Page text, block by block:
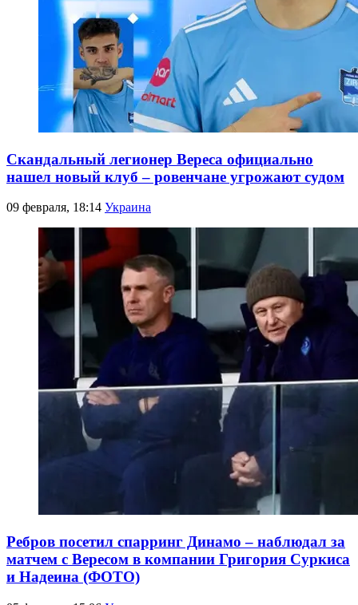
Скандальный легионер Вереса официально
нашел новый клуб – ровенчане угрожают судом
09 февраля, 18:14 Украина
Ребров посетил спарринг Динамо – наблюдал за
матчем с Вересом в компании Григория Суркиса
и Надеина (ФОТО)